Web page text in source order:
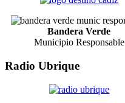
Bandera Verde
Municipio Responsable
Radio Ubrique